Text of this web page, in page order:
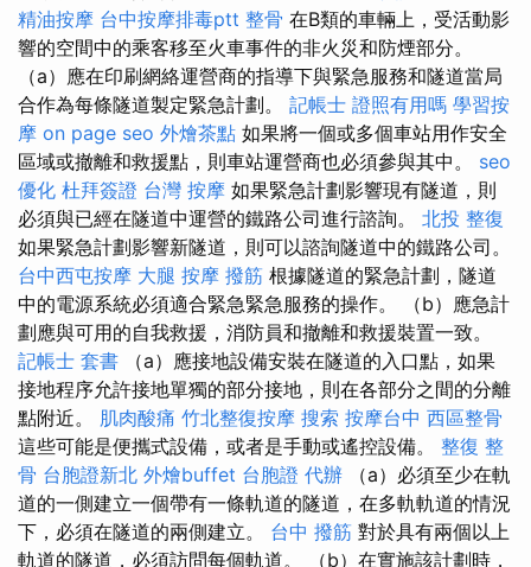
精油按摩 台中按摩排毒ptt 整骨 在B類的車輛上，受活動影
響的空間中的乘客移至火車事件的非火災和防煙部分​​。
（a）應在印刷網絡運營商的指導下與緊急服務和隧道當局
合作為每條隧道製定緊急計劃。 記帳士 證照有用嗎 學習按
摩 on page seo 外燴茶點 如果將一個或多個車站用作安全
區域或撤離和救援點，則車站運營商也必須參與其中。 seo
優化 杜拜簽證 台灣 按摩 如果緊急計劃影響現有隧道，則
必須與已經在隧道中運營的鐵路公司進行諮詢。 北投 整復
如果緊急計劃影響新隧道，則可以諮詢隧道中的鐵路公司。
台中西屯按摩 大腿 按摩 撥筋 根據隧道的緊急計劃，隧道
中的電源系統必須適合緊急緊急服務的操作。 （b）應急計
劃應與可用的自我救援，消防員和撤離和救援裝置一致。
記帳士 套書 （a）應接地設備安裝在隧道的入口點，如果
接地程序允許接地單獨的部分接地，則在各部分之間的分離
點附近。 肌肉酸痛 竹北整復按摩 搜索 按摩台中 西區整骨
這些可能是便攜式設備，或者是手動或遙控設備。 整復 整
骨 台胞證新北 外燴buffet 台胞證 代辦 （a）必須至少在軌
道的一側建立一個帶有一條軌道的隧道，在多軌軌道的情況
下，必須在隧道的兩側建立。 台中 撥筋 對於具有兩個以上
軌道的隧道，必須訪問每個軌道。 （b）在實施該計劃時，